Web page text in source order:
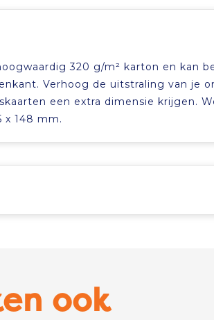
320 g/m² karton en kan
Verhoog de uitstraling van je
een extra dimensie krijgen.
148 mm.
ook